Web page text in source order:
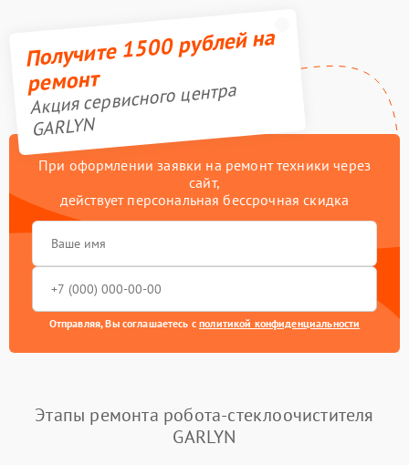
Получите 1500 рублей на
ремонт
Акция сервисного центра
GARLYN
При оформлении заявки на ремонт техники через
сайт,
действует персональная бессрочная скидка
Отправляя, Вы соглашаетесь сполитикой конфиденциальности
Этапы ремонта робота-стеклоочистителя
GARLYN